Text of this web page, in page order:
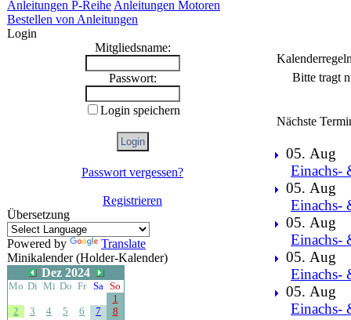
Anleitungen P-Reihe Anleitungen Motoren
Bestellen von Anleitungen
Login
Mitgliedsname:
Passwort:
Login speichern
Passwort vergessen?
Registrieren
Übersetzung
Powered by
Translate
Minikalender (Holder-Kalender)
Dez 2024
Mo Di Mi Do Fr Sa So
1
2
3 4 5 6 7
8
Bitte tragt
Nächste
05. Aug
Einachs-
05. Aug
Einachs-
05. Aug
Einachs-
05. Aug
Einachs-
05. Aug
Einachs-